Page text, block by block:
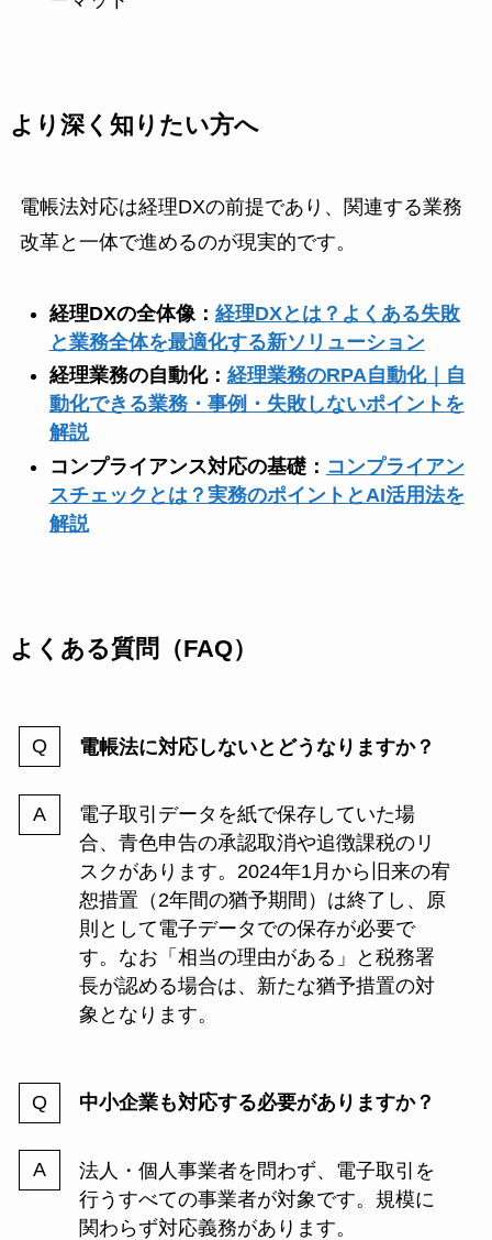
より深く知りたい方へ
電帳法対応は経理DXの前提であり、関連する業務
改革と一体で進めるのが現実的です。
経理DXの全体像： 経理DXとは？よくある失敗
と業務全体を最適化する新ソリューション
経理業務の自動化： 経理業務のRPA自動化｜自
動化できる業務・事例・失敗しないポイントを
解説
コンプライアンス対応の基礎： コンプライアン
スチェックとは？実務のポイントとAI活用法を
解説
よくある質問（FAQ）
電帳法に対応しないとどうなりますか？
電子取引データを紙で保存していた場
合、青色申告の承認取消や追徴課税のリ
スクがあります。2024年1月から旧来の宥
恕措置（2年間の猶予期間）は終了し、原
則として電子データでの保存が必要で
す。なお「相当の理由がある」と税務署
長が認める場合は、新たな猶予措置の対
象となります。
中小企業も対応する必要がありますか？
法人・個人事業者を問わず、電子取引を
行うすべての事業者が対象です。規模に
関わらず対応義務があります。